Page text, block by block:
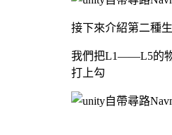
接下來介紹第二種
我們把L1——L5的物
打上勾